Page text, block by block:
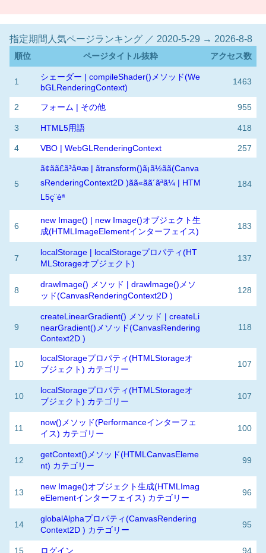
指定期間人気ページランキング ／ 2020-5-29 → 2026-8-8
順位 ページタイトル抜粋 アクセス数
1
シェーダー | compileShader()メソッド(We
bGLRenderingContext)
1463
2 フォーム | その他 955
3 HTML5用語 418
4 VBO | WebGLRenderingContext 257
5
ã¢ãã£ã³å¤æ | ãtransform()ã¡ã½ãã(Canva
sRenderingContext2D )ãã«ãã´ãªã¼ | HTM
L5ç¨èª
184
6
new Image() | new Image()オブジェクト生
成(HTMLImageElementインターフェイス)
183
7
localStorage | localStorageプロパティ(HT
MLStorageオブジェクト)
137
8
drawImage() メソッド | drawImage()メソ
ッド(CanvasRenderingContext2D )
128
9
createLinearGradient() メソッド | createLi
nearGradient()メソッド(CanvasRendering
Context2D )
118
10
localStorageプロパティ(HTMLStorageオ
ブジェクト) カテゴリー
107
10
localStorageプロパティ(HTMLStorageオ
ブジェクト) カテゴリー
107
11
now()メソッド(Performanceインターフェ
イス) カテゴリー
100
12
getContext()メソッド(HTMLCanvasEleme
nt) カテゴリー
99
13
new Image()オブジェクト生成(HTMLImag
eElementインターフェイス) カテゴリー
96
14
globalAlphaプロパティ(CanvasRendering
Context2D ) カテゴリー
95
15 ログイン 94